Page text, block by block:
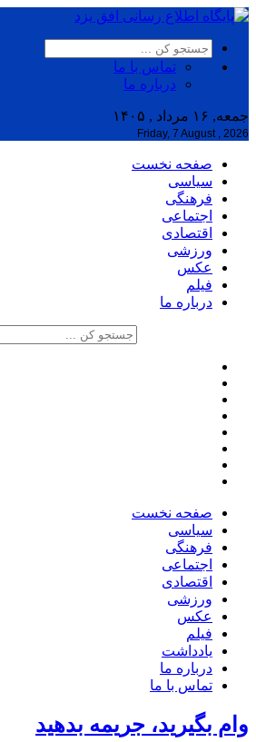
تماس با ما
درباره ما
جمعه, ۱۶ مرداد , ۱۴۰۵
Friday, 7 August , 2026
صفحه نخست
سیاسی
فرهنگی
اجتماعی
اقتصادی
ورزشی
عکس
فیلم
درباره ما
صفحه نخست
سیاسی
فرهنگی
اجتماعی
اقتصادی
ورزشی
عکس
فیلم
یادداشت
درباره ما
تماس با ما
وام بگیرید، جریمه بدهید